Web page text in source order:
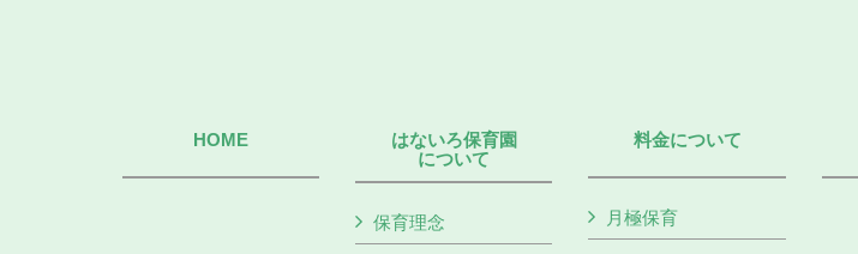
HOME
はないろ保育園
について
保育理念
料金について
月極保育